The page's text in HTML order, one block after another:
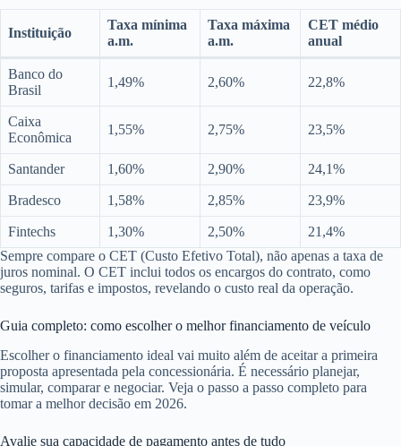
Instituição
Taxa mínima
a.m.
Taxa máxima
a.m.
CET médio
anual
Banco do
Brasil
1,49% 2,60% 22,8%
Caixa
Econômica
1,55% 2,75% 23,5%
Santander 1,60% 2,90% 24,1%
Bradesco 1,58% 2,85% 23,9%
Fintechs 1,30% 2,50%
21,4%
Sempre compare o CET (Custo Efetivo Total), não apenas a taxa de
juros nominal. O CET inclui todos os encargos do contrato, como
seguros, tarifas e impostos, revelando o custo real da operação.
Guia completo: como escolher o melhor financiamento de veículo
Escolher o financiamento ideal vai muito além de aceitar a primeira
proposta apresentada pela concessionária. É necessário planejar,
simular, comparar e negociar. Veja o passo a passo completo para
tomar a melhor decisão em 2026.
Avalie sua capacidade de pagamento antes de tudo